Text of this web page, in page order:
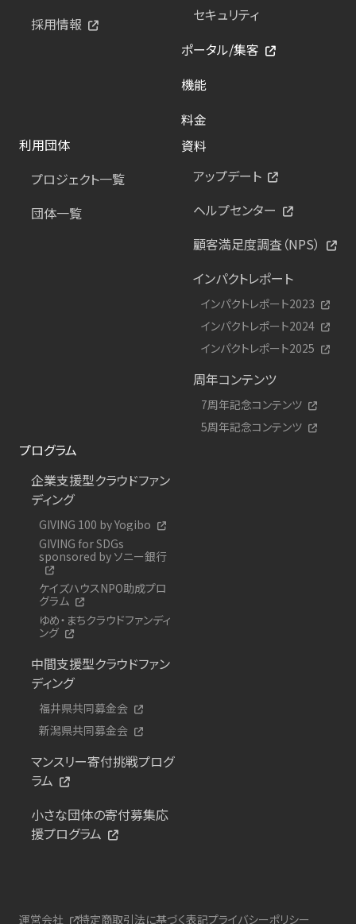
採用情報
セキュリティ
ポータル/集客
機能
料金
利用団体
プロジェクト一覧
団体一覧
資料
アップデート
ヘルプセンター
顧客満足度調査（NPS）
インパクトレポート
インパクトレポート2023
インパクトレポート2024
インパクトレポート2025
周年コンテンツ
7周年記念コンテンツ
5周年記念コンテンツ
プログラム
企業支援型クラウドファン
ディング
GIVING 100 by Yogibo
GIVING for SDGs
sponsored by ソニー銀行
ケイズハウスNPO助成プロ
グラム
ゆめ・まちクラウドファンディ
ング
中間支援型クラウドファン
ディング
福井県共同募金会
新潟県共同募金会
マンスリー寄付挑戦プログ
ラム
小さな団体の寄付募集応
援プログラム
運営会社 特定商取引法に基づく表記プライバシーポリシー